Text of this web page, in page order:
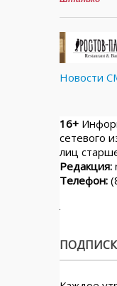
Новости
16+
сетевого
лиц
Редакция:
Телефон: